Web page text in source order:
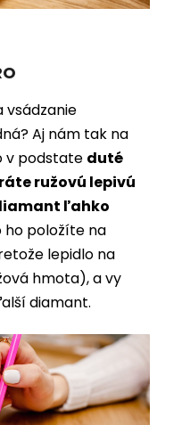
vsádzanie
Aj nám tak na
v podstate duté
ružovú lepivú
ľahko
ho položíte na
lepidlo na
hmota), a vy
diamant.